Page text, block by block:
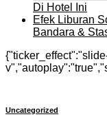
Di Hotel Ini
Efek Liburan
Bandara &
Uncategorized